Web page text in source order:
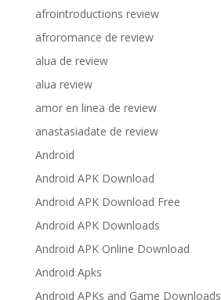
afrointroductions review
afroromance de review
alua de review
alua review
amor en linea de review
anastasiadate de review
Android
Android APK Download
Android APK Download Free
Android APK Downloads
Android APK Online Download
Android Apks
Android APKs and Game Downloads